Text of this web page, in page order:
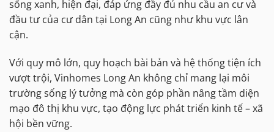
sống xanh, hiện đại, đáp ứng đầy đủ nhu cầu an cư và
đầu tư của cư dân tại Long An cũng như khu vực lân
cận.
Với quy mô lớn, quy hoạch bài bản và hệ thống tiện ích
vượt trội, Vinhomes Long An không chỉ mang lại môi
trường sống lý tưởng mà còn góp phần nâng tầm diện
mạo đô thị khu vực, tạo động lực phát triển kinh tế – xã
hội bền vững.